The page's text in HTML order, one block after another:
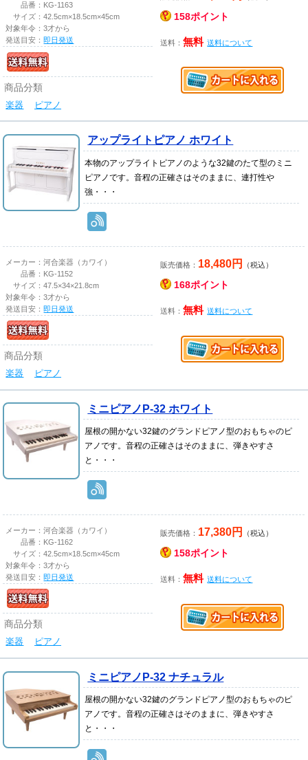
品番： KG-1163
サイズ：42.5cm×18.5cm×45cm
対象年令：3才から
発送目安： 即日発送
商品分類
楽器 ピアノ
158ポイント
送料：無料 送料について
アップライトピアノ ホワイト
本物のアップライトピアノのような32鍵のたて型のミニ
ピアノです。音程の正確さはそのままに、連打性や
強・・・
メーカー：河合楽器（カワイ）
品番： KG-1152
サイズ：47.5×34×21.8cm
対象年令：3才から
発送目安：即日発送
商品分類
楽器 ピアノ
販売価格： 18,480円 （税込）
168ポイント
送料：無料 送料について
ミニピアノP-32 ホワイト
屋根の開かない32鍵のグランドピアノ型のおもちゃのピ
アノです。音程の正確さはそのままに、弾きやすさ
と・・・
メーカー：河合楽器（カワイ）
品番： KG-1162
サイズ：42.5cm×18.5cm×45cm
対象年令：3才から
発送目安：即日発送
商品分類
楽器 ピアノ
販売価格： 17,380円 （税込）
158ポイント
送料：無料 送料について
ミニピアノP-32 ナチュラル
屋根の開かない32鍵のグランドピアノ型のおもちゃのピ
アノです。音程の正確さはそのままに、弾きやすさ
と・・・